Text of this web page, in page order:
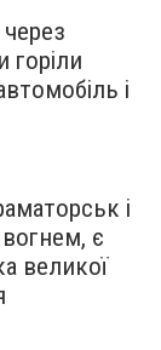
горіли
і
і
є
великої